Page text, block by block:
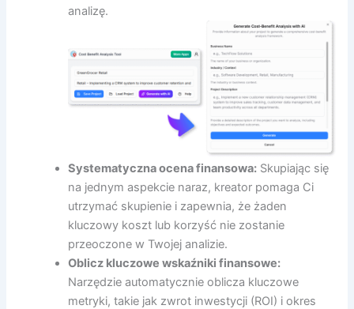
analizę.
Systematyczna ocena finansowa: Skupiając się
na jednym aspekcie naraz, kreator pomaga Ci
utrzymać skupienie i zapewnia, że żaden
kluczowy koszt lub korzyść nie zostanie
przeoczone w Twojej analizie.
Oblicz kluczowe wskaźniki finansowe:
Narzędzie automatycznie oblicza kluczowe
metryki, takie jak zwrot inwestycji (ROI) i okres